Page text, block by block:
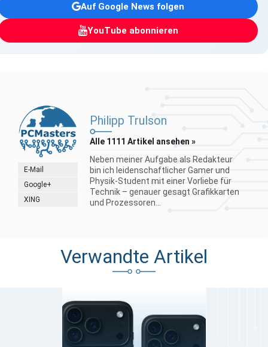
Auf Google News folgen
YouTube abonnieren
E-Mail
Google+
XING
Philipp Trulson
Alle 1111 Artikel ansehen »
Neben meiner Aufgabe als Redakteur
bin ich leidenschaftlicher Gamer und
Physik-Student mit einer Vorliebe für
Technik – genauer gesagt Grafikkarten
und Prozessoren...
Verwandte Artikel